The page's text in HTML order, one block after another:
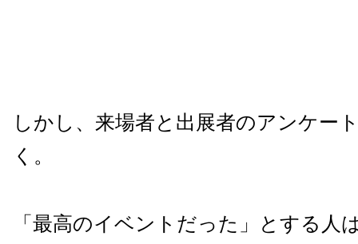
しかし、来場者と出展者のアンケー
く。
「最高のイベントだった」とする人